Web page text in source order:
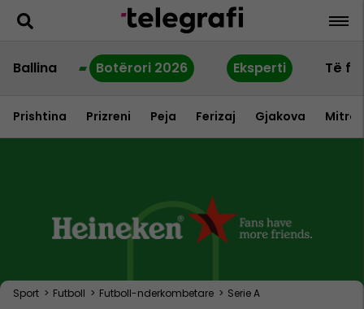
Ballina Botërori 2026 Eksperti Të
Prishtina Prizreni Peja Ferizaj Gjakova
Sport > Futboll > Futboll-nderkombetare > Serie A